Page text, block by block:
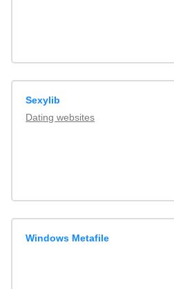
Sexylib
Dating websites
Windows Metafile